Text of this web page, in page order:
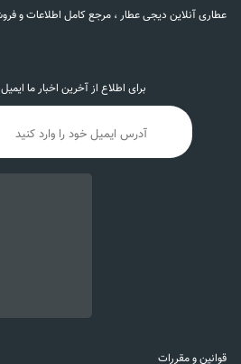
قوانین و مقررات
برای اطلاع از آخرین اخبار ما
عطاری آنلاین دیجی عطار ، مرجع کامل اطلاعات و